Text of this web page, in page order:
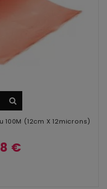
(12cm X 12microns)
€